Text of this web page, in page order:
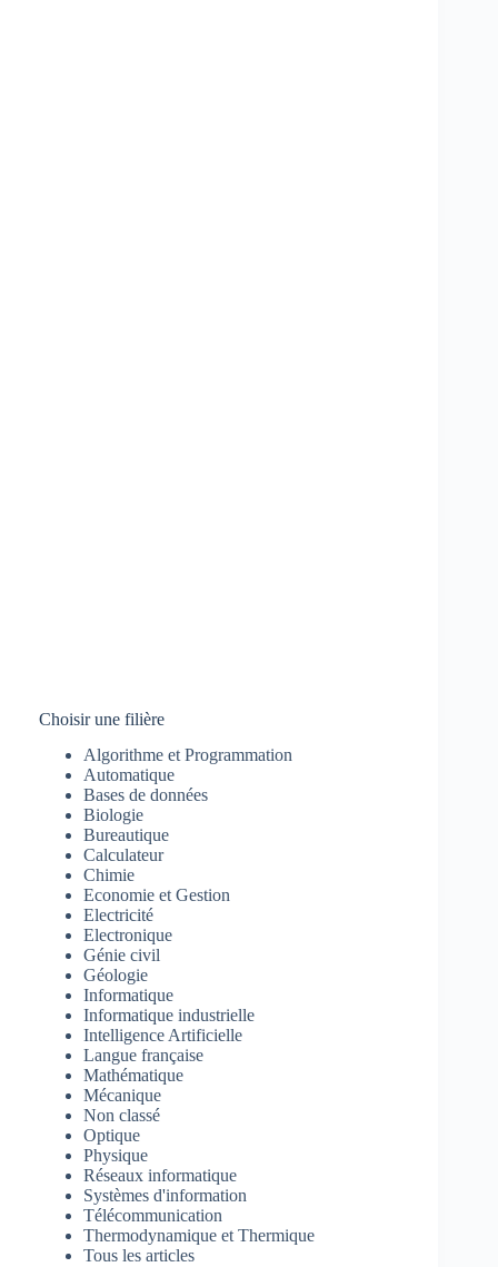
Choisir une filière
Algorithme et Programmation
Automatique
Bases de données
Biologie
Bureautique
Calculateur
Chimie
Economie et Gestion
Electricité
Electronique
Génie civil
Géologie
Informatique
Informatique industrielle
Intelligence Artificielle
Langue française
Mathématique
Mécanique
Non classé
Optique
Physique
Réseaux informatique
Systèmes d'information
Télécommunication
Thermodynamique et Thermique
Tous les articles